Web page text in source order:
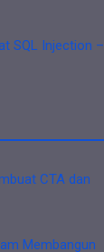
SQL Injection –
CTA dan
Membangun